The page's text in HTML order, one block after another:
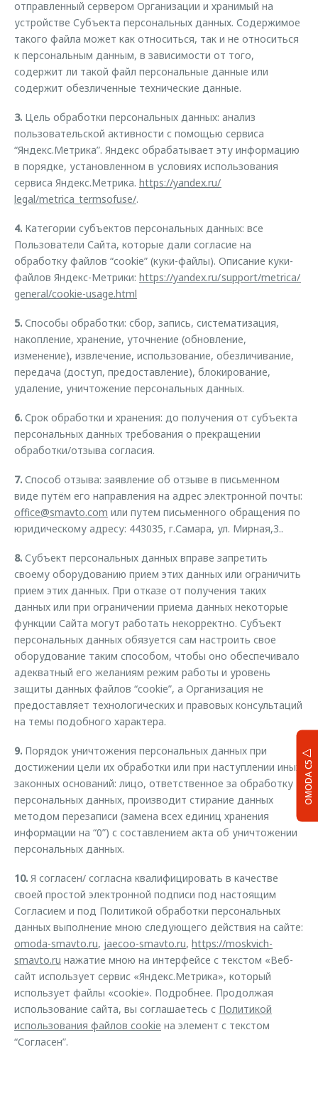
Калькулятор трейд-ин
Запчасти
OMODA C5
отправленный сервером Организации и хранимый на
устройстве Субъекта персональных данных. Содержимое
такого файла может как относиться, так и не относиться
к персональным данным, в зависимости от того,
содержит ли такой файл персональные данные или
содержит обезличенные технические данные.
3. Цель обработки персональных данных: анализ
пользовательской активности с помощью сервиса
“Яндекс.Метрика”. Яндекс обрабатывает эту информацию
в порядке, установленном в условиях использования
сервиса Яндекс.Метрика. https://yandex.ru/
legal/metrica_termsofuse/.
4. Категории субъектов персональных данных: все
Пользователи Сайта, которые дали согласие на
обработку файлов “cookie” (куки-файлы). Описание куки-
файлов Яндекс-Метрики: https://yandex.ru/ support/metrica/
general/cookie-usage.html
5. Способы обработки: сбор, запись, систематизация,
накопление, хранение, уточнение (обновление,
изменение), извлечение, использование, обезличивание,
передача (доступ, предоставление), блокирование,
удаление, уничтожение персональных данных.
6. Срок обработки и хранения: до получения от субъекта
персональных данных требования о прекращении
обработки/отзыва согласия.
7. Способ отзыва: заявление об отзыве в письменном
виде путём его направления на адрес электронной почты:
office@smavto.com или путем письменного обращения по
юридическому адресу: 443035, г.Самара, ул. Мирная,3..
8. Субъект персональных данных вправе запретить
своему оборудованию прием этих данных или ограничить
прием этих данных. При отказе от получения таких
данных или при ограничении приема данных некоторые
функции Сайта могут работать некорректно. Субъект
персональных данных обязуется сам настроить свое
оборудование таким способом, чтобы оно обеспечивало
адекватный его желаниям режим работы и уровень
защиты данных файлов “cookie”, а Организация не
предоставляет технологических и правовых консультаций
на темы подобного характера.
9. Порядок уничтожения персональных данных при
достижении цели их обработки или при наступлении иных
законных оснований: лицо, ответственное за обработку
персональных данных, производит стирание данных
методом перезаписи (замена всех единиц хранения
информации на “0”) с составлением акта об уничтожении
персональных данных.
10. Я согласен/ согласна квалифицировать в качестве
своей простой электронной подписи под настоящим
Согласием и под Политикой обработки персональных
данных выполнение мною следующего действия на сайте:
omoda-smavto.ru, jaecoo-smavto.ru, https://moskvich-
smavto.ru нажатие мною на интерфейсе с текстом «Веб-
сайт использует сервис «Яндекс.Метрика», который
использует файлы «cookie». Подробнее. Продолжая
использование сайта, вы соглашаетесь с Политикой
использования файлов cookie на элемент с текстом
“Согласен”.